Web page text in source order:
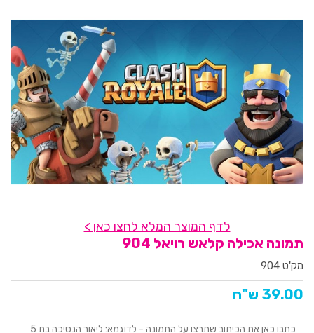
לדף המוצר המלא לחצו כאן >
תמונה אכילה קלאש רויאל 904
מק'ט 904
39.00 ש"ח